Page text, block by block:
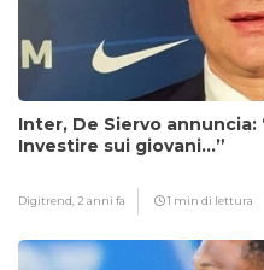
Inter, De Siervo annuncia:
Investire sui giovani…”
Digitrend, 2 anni fa 1 min di lettura